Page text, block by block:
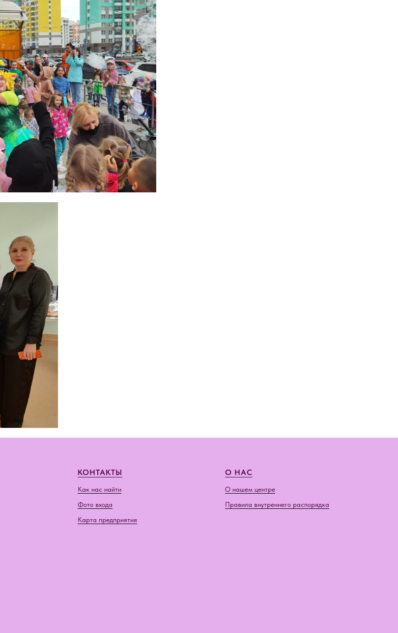
КОНТАКТЫ
Как нас найти
Фото входа
Карта предприятия
О НАС
О нашем центре
Правила внутреннего распорядка